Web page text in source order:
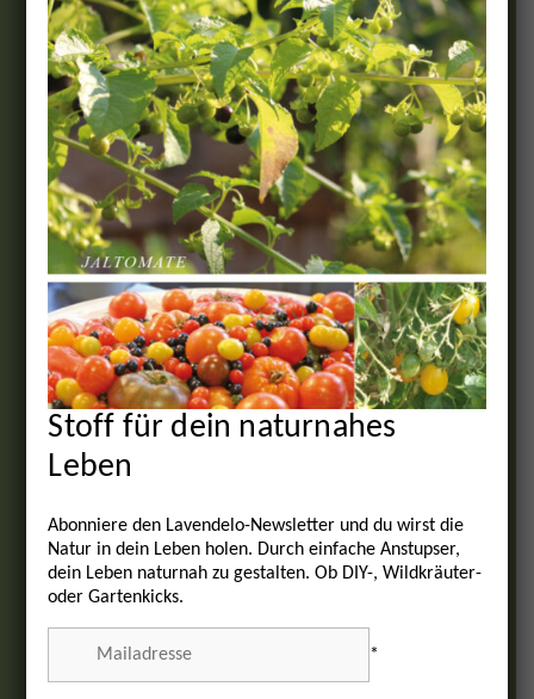
Stoff für dein naturnahes
Leben
Abonniere den Lavendelo-Newsletter und du wirst die
Natur in dein Leben holen. Durch einfache Anstupser,
dein Leben naturnah zu gestalten. Ob DIY-, Wildkräuter-
oder Gartenkicks.
*